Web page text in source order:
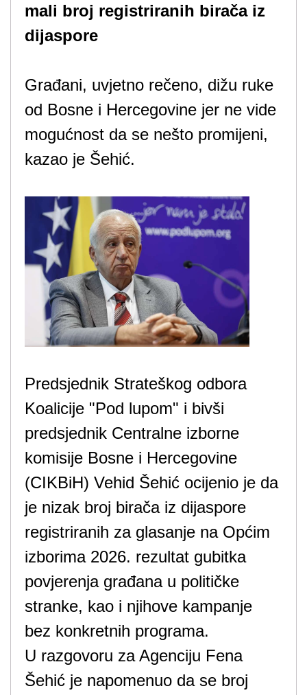
mali broj registriranih birača iz
dijaspore
Građani, uvjetno rečeno, dižu ruke
od Bosne i Hercegovine jer ne vide
mogućnost da se nešto promijeni,
kazao je Šehić.
Predsjednik Strateškog odbora
Koalicije "Pod lupom" i bivši
predsjednik Centralne izborne
komisije Bosne i Hercegovine
(CIKBiH) Vehid Šehić ocijenio je da
je nizak broj birača iz dijaspore
registriranih za glasanje na Općim
izborima 2026. rezultat gubitka
povjerenja građana u političke
stranke, kao i njihove kampanje
bez konkretnih programa.
U razgovoru za Agenciju Fena
Šehić je napomenuo da se broj